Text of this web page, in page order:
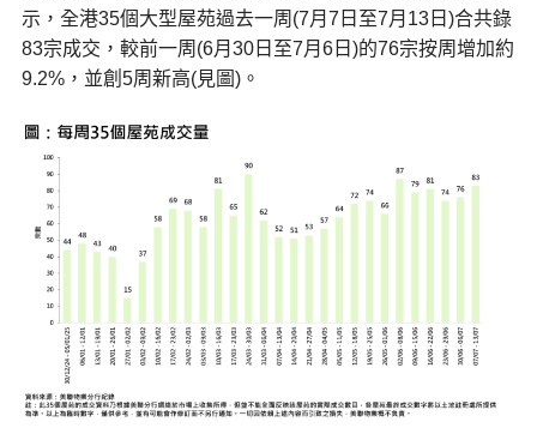
示，全港35個大型屋苑過去一周(7月7日至7月13日)合共錄
83宗成交，較前一周(6月30日至7月6日)的76宗按周增加約
9.2%，並創5周新高(見圖)。